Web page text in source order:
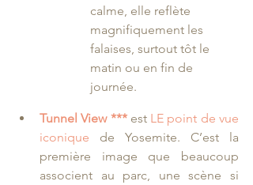
calme, elle reflète
magnifiquement les
falaises, surtout tôt le
matin ou en fin de
journée.
Tunnel View *** est LE point de vue
iconique de Yosemite. C’est la
première image que beaucoup
associent au parc, une scène si